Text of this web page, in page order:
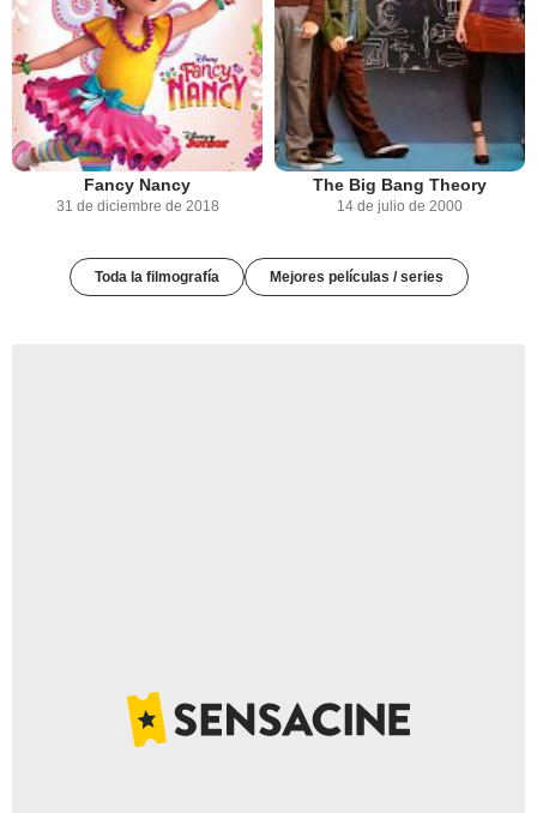
Fancy Nancy
31 de diciembre de 2018
The Big Bang Theory
14 de julio de 2000
Toda la filmografía Mejores películas / series